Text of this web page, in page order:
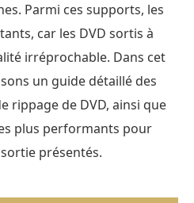
Parmi ces supports, les
car les DVD sortis à
irréprochable. Dans cet
un guide détaillé des
rippage de DVD, ainsi que
plus performants pour
présentés.